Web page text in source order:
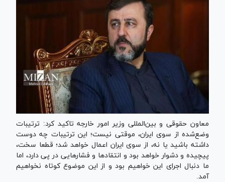
معاون حقوقی و بین‌المللی وزیر امور خارجه تاکید کرد: ترتیبات
وضع‌شده از سوی ایران، موقتی نیست؛ این ترتیبات چه دوست
داشته باشید یا نه، از سوی ایران اعمال خواهد شد؛ قطعا سخت،
پیچیده و دشوار خواهد بود و انتقاد‌ها و فشار‌هایی در پی دارد، اما
ما دنبال اجرای این خواهیم بود و از این موضوع کوتاه نخواهیم
آمد.